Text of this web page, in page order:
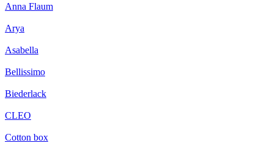
Anna Flaum
Arya
Asabella
Bellissimo
Biederlack
CLEO
Cotton box